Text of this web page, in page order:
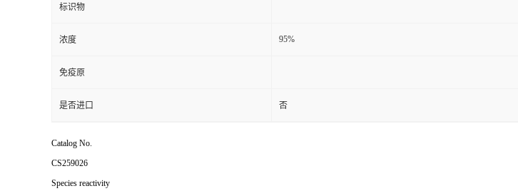
标识物
浓度 95%
免疫原
是否进口 否
Catalog No.
CS259026
Species reactivity